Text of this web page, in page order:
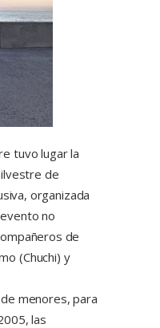
tuvo lugar la
de
organizada
no
de
(Chuchi) y
menores, para
las